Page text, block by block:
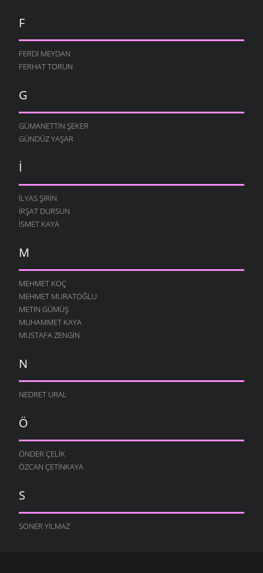
F
FERDI MEYDAN
FERHAT TORUN
G
GÜMANETTIN ŞEKER
GÜNDÜZ YAŞAR
I
İLYAS ŞIRIN
İRŞAT DURSUN
ISMET KAYA
M
MEHMET KOÇ
MEHMET MURATOĞLU
METIN GÜMÜŞ
MUHAMMET KAYA
MUSTAFA ZENGIN
N
NEDRET URAL
Ö
ÖNDER ÇELIK
ÖZCAN ÇETINKAYA
S
SONER YILMAZ